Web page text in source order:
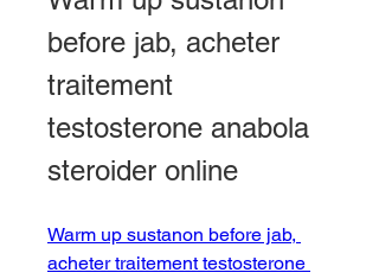
before jab, acheter
traitement
testosterone anabola
steroider online
Warm up sustanon before jab,
acheter traitement testosterone